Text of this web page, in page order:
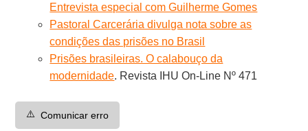
Entrevista especial com Guilherme Gomes
Pastoral Carcerária divulga nota sobre as
condições das prisões no Brasil
Prisões brasileiras. O calabouço da
modernidade. Revista IHU On-Line Nº 471
⚠️ Comunicar erro